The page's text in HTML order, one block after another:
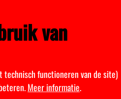
van
technisch functioneren van de site)
Meer informatie.